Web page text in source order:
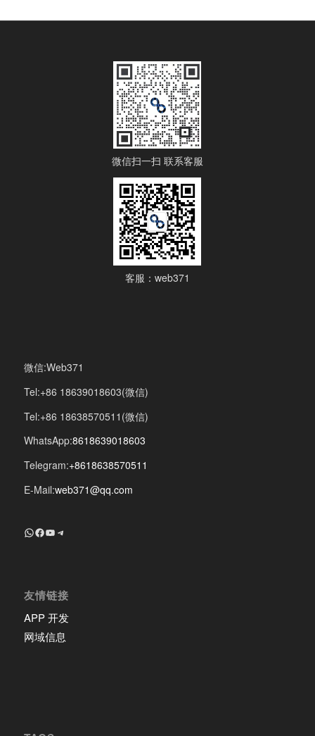
微信扫一扫 联系客服
客服：web371
微信:Web371
Tel:+86 18639018603(微信)
Tel:+86 18638570511(微信)
WhatsApp:8618639018603
Telegram:+8618638570511
E-Mail:web371@qq.com
+8618639018603
Facebook
YouTube
Telegram
友情链接
APP 开发
网域信息